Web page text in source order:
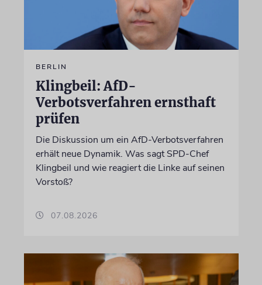
BERLIN
Klingbeil: AfD-
Verbotsverfahren ernsthaft
prüfen
Die Diskussion um ein AfD-Verbotsverfahren
erhält neue Dynamik. Was sagt SPD-Chef
Klingbeil und wie reagiert die Linke auf seinen
Vorstoß?
07.08.2026